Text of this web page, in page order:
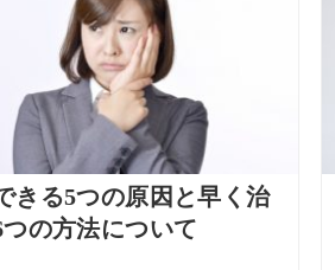
きる5つの原因と早く治
の方法について